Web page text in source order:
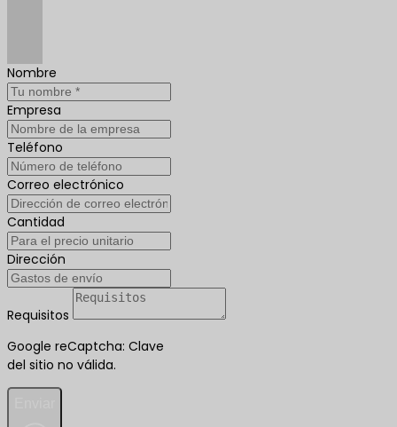
Nombre
Empresa
Teléfono
Correo electrónico
Cantidad
Dirección
Requisitos
Google reCaptcha: Clave
del sitio no válida.